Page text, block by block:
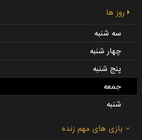
روز ها
سه شنبه
چهار شنبه
پنج شنبه
جمعه
شنبه